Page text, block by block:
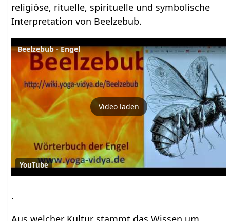
religiöse, rituelle, spirituelle und symbolische
Interpretation von Beelzebub.
Beelzebub - Engel
Video laden
YouTube
.